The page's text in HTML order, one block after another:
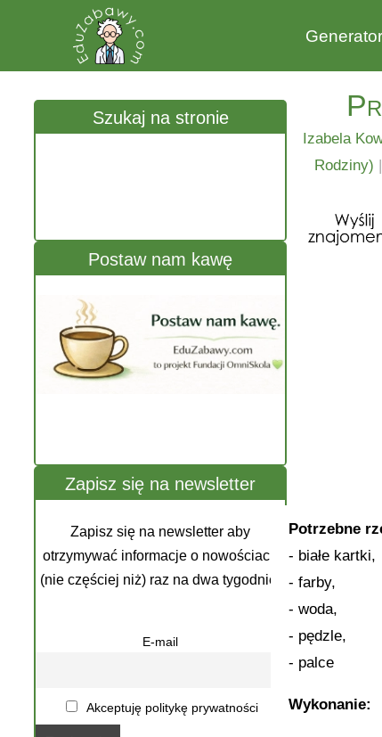
Szukaj na stronie
Postaw nam kawę
Zapisz się na newsletter
Zapisz się na newsletter aby
otrzymywać informacje o nowościach
(nie częściej niż) raz na dwa tygodnie.
E-mail
Akceptuję politykę prywatności
Izabela
Rodziny) |
Potrzebne
- białe kartki,
- farby,
- woda,
- pędzle,
- palce
Wykonanie: